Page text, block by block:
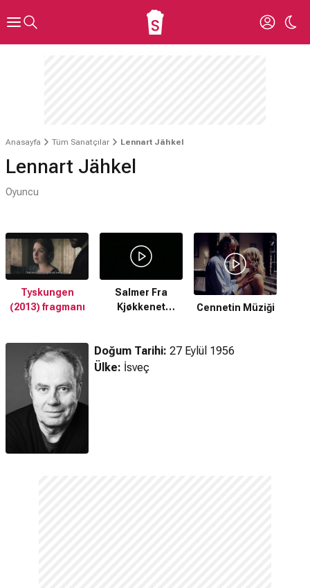
Anasayfa Tüm Sanatçılar Lennart Jähkel
Lennart Jähkel
Oyuncu
Tyskungen
(2013) fragmanı
Salmer Fra
Kjøkkenet
Cennetin Müziği
Doğum Tarihi: 27 Eylül 1956
Ülke: İsveç